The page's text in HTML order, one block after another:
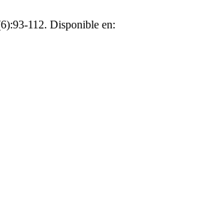
112. Disponible en: